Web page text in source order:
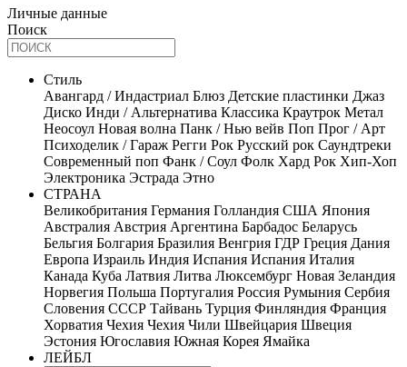
Личные данные
Поиск
Стиль
Авангард / Индастриал Блюз Детские пластинки Джаз
Диско Инди / Альтернатива Классика Краутрок Метал
Неосоул Новая волна Панк / Нью вейв Поп Прог / Арт
Психоделик / Гараж Регги Рок Русский рок Саундтреки
Современный поп Фанк / Соул Фолк Хард Рок Хип-Хоп
Электроника Эстрада Этно
СТРАНА
Великобритания Германия Голландия США Япония
Австралия Австрия Аргентина Барбадос Беларусь
Бельгия Болгария Бразилия Венгрия ГДР Греция Дания
Европа Израиль Индия Испания Испания Италия
Канада Куба Латвия Литва Люксембург Новая Зеландия
Норвегия Польша Португалия Россия Румыния Сербия
Словения СССР Тайвань Турция Финляндия Франция
Хорватия Чехия Чехия Чили Швейцария Швеция
Эстония Югославия Южная Корея Ямайка
ЛЕЙБЛ